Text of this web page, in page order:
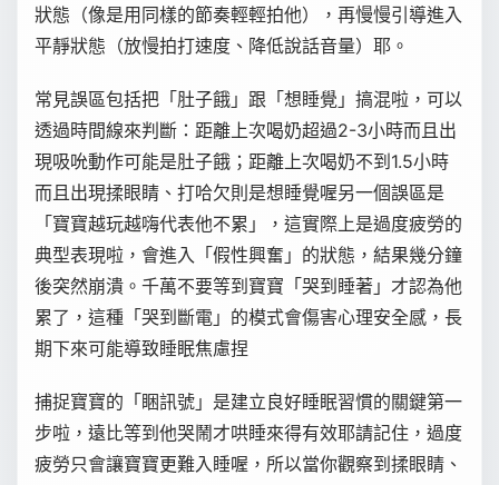
狀態（像是用同樣的節奏輕輕拍他），再慢慢引導進入
平靜狀態（放慢拍打速度、降低說話音量）耶。
常見誤區包括把「肚子餓」跟「想睡覺」搞混啦，可以
透過時間線來判斷：距離上次喝奶超過2-3小時而且出
現吸吮動作可能是肚子餓；距離上次喝奶不到1.5小時
而且出現揉眼睛、打哈欠則是想睡覺喔另一個誤區是
「寶寶越玩越嗨代表他不累」，這實際上是過度疲勞的
典型表現啦，會進入「假性興奮」的狀態，結果幾分鐘
後突然崩潰。千萬不要等到寶寶「哭到睡著」才認為他
累了，這種「哭到斷電」的模式會傷害心理安全感，長
期下來可能導致睡眠焦慮捏
捕捉寶寶的「睏訊號」是建立良好睡眠習慣的關鍵第一
步啦，遠比等到他哭鬧才哄睡來得有效耶請記住，過度
疲勞只會讓寶寶更難入睡喔，所以當你觀察到揉眼睛、